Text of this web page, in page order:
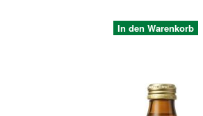
In den Warenkorb